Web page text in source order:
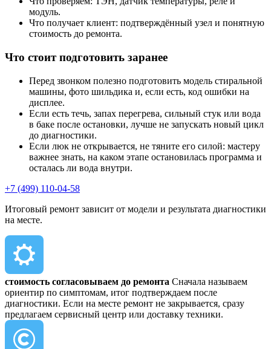
модуль.
Что получает клиент: подтверждённый узел и понятную
стоимость до ремонта.
Что стоит подготовить заранее
Перед звонком полезно подготовить модель стиральной
машины, фото шильдика и, если есть, код ошибки на
дисплее.
Если есть течь, запах перегрева, сильный стук или вода
в баке после остановки, лучше не запускать новый цикл
до диагностики.
Если люк не открывается, не тяните его силой: мастеру
важнее знать, на каком этапе остановилась программа и
осталась ли вода внутри.
+7 (499) 110-04-58
Итоговый ремонт зависит от модели и результата диагностики
на месте.
стоимость согласовываем до ремонта Сначала называем
ориентир по симптомам, итог подтверждаем после
диагностики. Если на месте ремонт не закрывается, сразу
предлагаем сервисный центр или доставку техники.